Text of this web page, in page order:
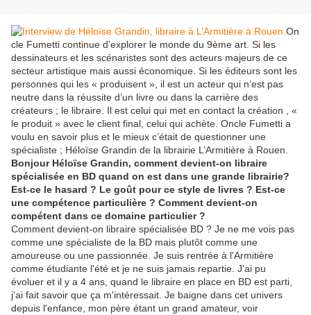
On
cle Fumetti continue d’explorer le monde du 9ème art. Si les
dessinateurs et les scénaristes sont des acteurs majeurs de ce
secteur artistique mais aussi économique. Si les éditeurs sont les
personnes qui les « produisent », il est un acteur qui n’est pas
neutre dans la réussite d’un livre ou dans la carrière des
créateurs ; le libraire. Il est celui qui met en contact la création , «
le produit » avec le client final, celui qui achète. Oncle Fumetti a
voulu en savoir plus et le mieux c’était de questionner une
spécialiste ; Héloïse Grandin de la librairie L’Armitière à Rouen.
Bonjour Héloïse Grandin, comment devient-on libraire
spécialisée en BD quand on est dans une grande librairie?
Est-ce le hasard ? Le goût pour ce style de livres ? Est-ce
une compétence particulière ? Comment devient-on
compétent dans ce domaine particulier ?
Comment devient-on libraire spécialisée BD ? Je ne me vois pas
comme une spécialiste de la BD mais plutôt comme une
amoureuse ou une passionnée. Je suis rentrée à l'Armitière
comme étudiante l'été et je ne suis jamais repartie. J'ai pu
évoluer et il y a 4 ans, quand le libraire en place en BD est parti,
j'ai fait savoir que ça m'intéressait. Je baigne dans cet univers
depuis l'enfance, mon père étant un grand amateur, voir